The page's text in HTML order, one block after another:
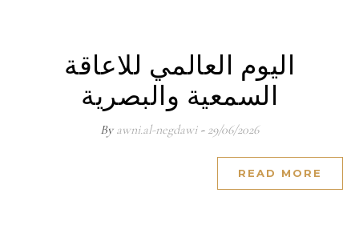
اليوم العالمي للاعاقة
السمعية والبصرية
29/06/2026
- By
awni.al-negdawi
READ MORE